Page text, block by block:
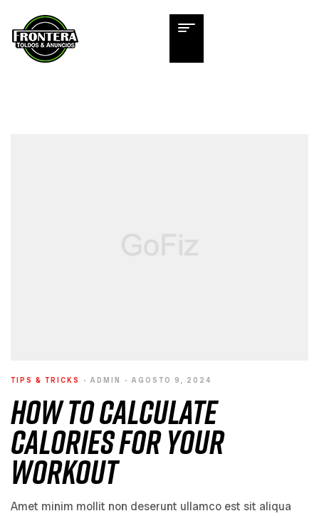
TIPS & TRICKS ADMIN AGOSTO 9, 2024
How to Calculate
Calories for Your
Workout
Amet minim mollit non deserunt ullamco est sit aliqua